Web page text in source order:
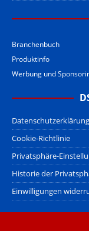
Branchenbuch
Produktinfo
Werbung und
Datenschutzerklärung
Cookie-Richtlinie
Privatsphäre-
Historie der
Einwilligungen